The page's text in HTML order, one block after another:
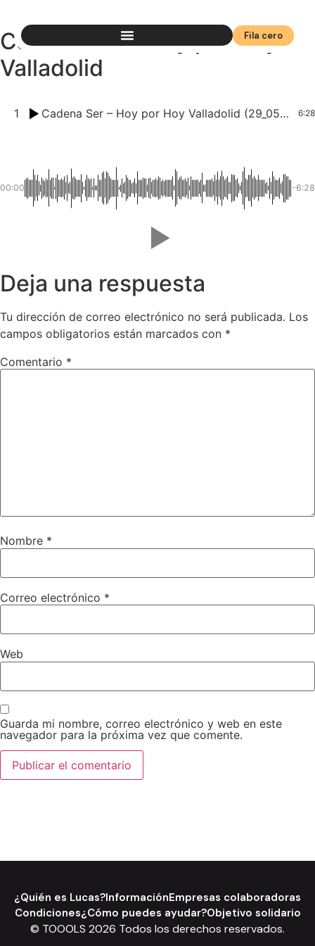
Fila cero
Cadena Ser - Hoy por Hoy
Valladolid
1 Cadena Ser – Hoy por Hoy Valladolid (29_05_2026) – Corte Lucas 6:28
00:00 -6:28
Deja una respuesta
Tu dirección de correo electrónico no será publicada. Los
campos obligatorios están marcados con *
Comentario *
Nombre *
Correo electrónico *
Web
Guarda mi nombre, correo electrónico y web en este
navegador para la próxima vez que comente.
¿Quién es Lucas?InformaciónEmpresas colaboradoras
Condiciones¿Cómo puedes ayudar?Objetivo solidario
© TOOOLS 2026 Todos los derechos reservados.